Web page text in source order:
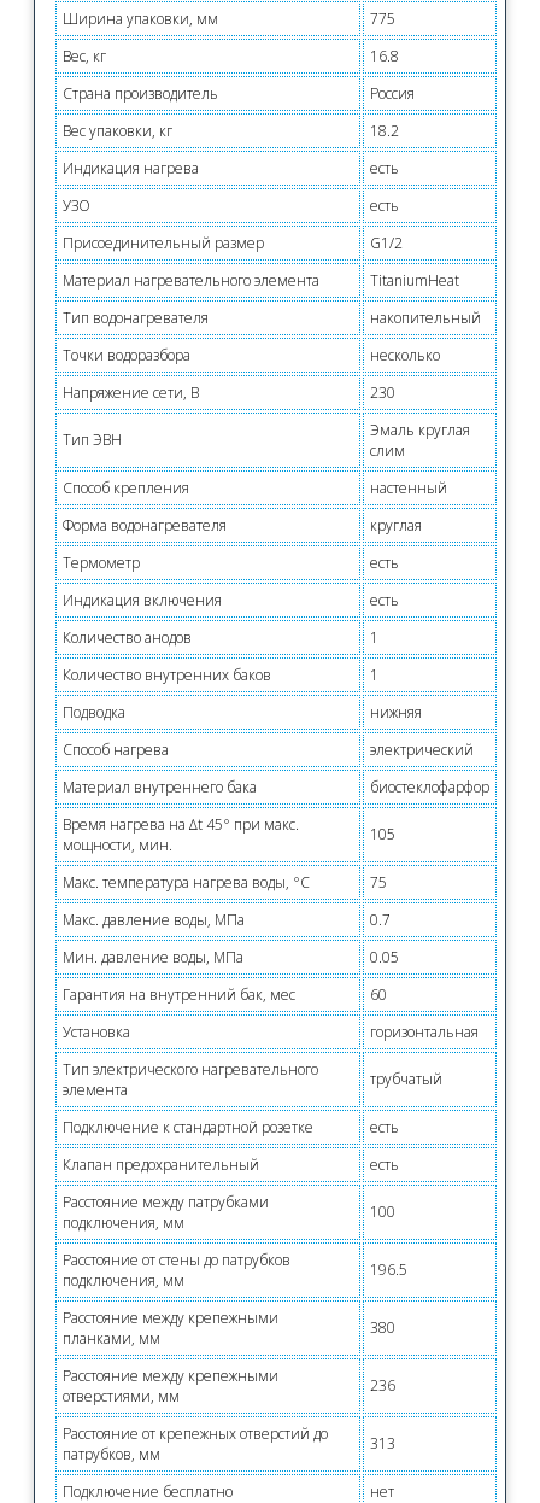
Ширина упаковки, мм
775
Вес, кг
16.8
Страна производитель
Россия
Вес упаковки, кг
18.2
Индикация нагрева
есть
УЗО
есть
Присоединительный размер
G1/2
Материал нагревательного элемента
TitaniumHeat
Тип водонагревателя
накопительный
Точки водоразбора
несколько
Напряжение сети, В
230
Тип ЭВН
Эмаль круглая
слим
Способ крепления
настенный
Форма водонагревателя
круглая
Термометр
есть
Индикация включения
есть
Количество анодов
1
Количество внутренних баков
1
Подводка
нижняя
Способ нагрева
электрический
Материал внутреннего бака
биостеклофарфор
Время нагрева на ∆t 45° при макс.
мощности, мин.
105
Макс. температура нагрева воды, °С
75
Макс. давление воды, МПа
0.7
Мин. давление воды, МПа
0.05
Гарантия на внутренний бак, мес
60
Установка
горизонтальная
Тип электрического нагревательного
элемента
трубчатый
Подключение к стандартной розетке
есть
Клапан предохранительный
есть
Расстояние между патрубками
подключения, мм
100
Расстояние от стены до патрубков
подключения, мм
196.5
Расстояние между крепежными
планками, мм
380
Расстояние между крепежными
отверстиями, мм
236
Расстояние от крепежных отверстий до
патрубков, мм
313
Подключение бесплатно
нет